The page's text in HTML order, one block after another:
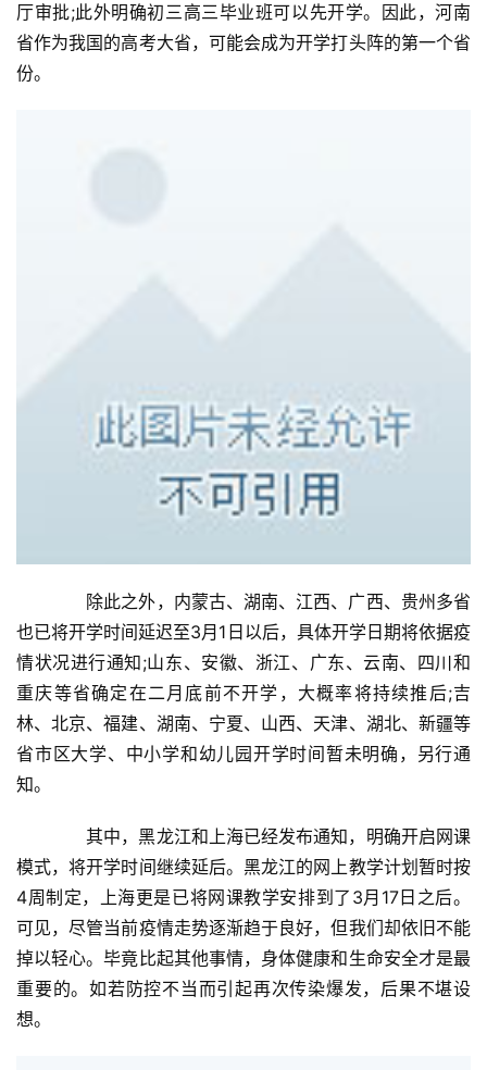
经
商
业
A
I
经
济
金
融
互
厅审批;此外明确初三高三毕业班可以先开学。因此，河南
省作为我国的高考大省，可能会成为开学打头阵的第一个省
份。
除此之外，内蒙古、湖南、江西、广西、贵州多省
也已将开学时间延迟至3月1日以后，具体开学日期将依据疫
情状况进行通知;山东、安徽、浙江、广东、云南、四川和
重庆等省确定在二月底前不开学，大概率将持续推后;吉
林、北京、福建、湖南、宁夏、山西、天津、湖北、新疆等
省市区大学、中小学和幼儿园开学时间暂未明确，另行通
知。
其中，黑龙江和上海已经发布通知，明确开启网课
模式，将开学时间继续延后。黑龙江的网上教学计划暂时按
4周制定，上海更是已将网课教学安排到了3月17日之后。
可见，尽管当前疫情走势逐渐趋于良好，但我们却依旧不能
掉以轻心。毕竟比起其他事情，身体健康和生命安全才是最
重要的。如若防控不当而引起再次传染爆发，后果不堪设
想。